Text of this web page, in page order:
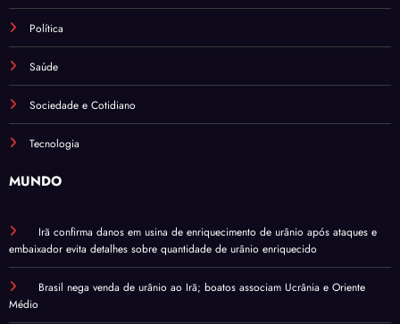
Política
Saúde
Sociedade e Cotidiano
Tecnologia
MUNDO
Irã confirma danos em usina de enriquecimento de urânio após ataques e
embaixador evita detalhes sobre quantidade de urânio enriquecido
Brasil nega venda de urânio ao Irã; boatos associam Ucrânia e Oriente
Médio